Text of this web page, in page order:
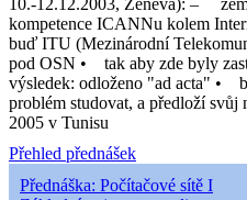
10.-12.12.2003, Ženeva): –
kompetence ICANNu kolem
buď ITU (Mezinárodní
pod OSN • tak aby zde byly
výsledek: odloženo "ad acta" •
problém studovat, a předloží svůj
2005 v Tunisu
Přehled přednášek
Přednáška: Počítačové sítě I